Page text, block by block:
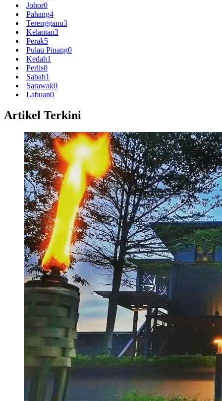
Johor0
Pahang4
Terengganu3
Kelantan3
Perak5
Pulau Pinang0
Kedah1
Perlis0
Sabah1
Sarawak0
Labuan0
Artikel Terkini